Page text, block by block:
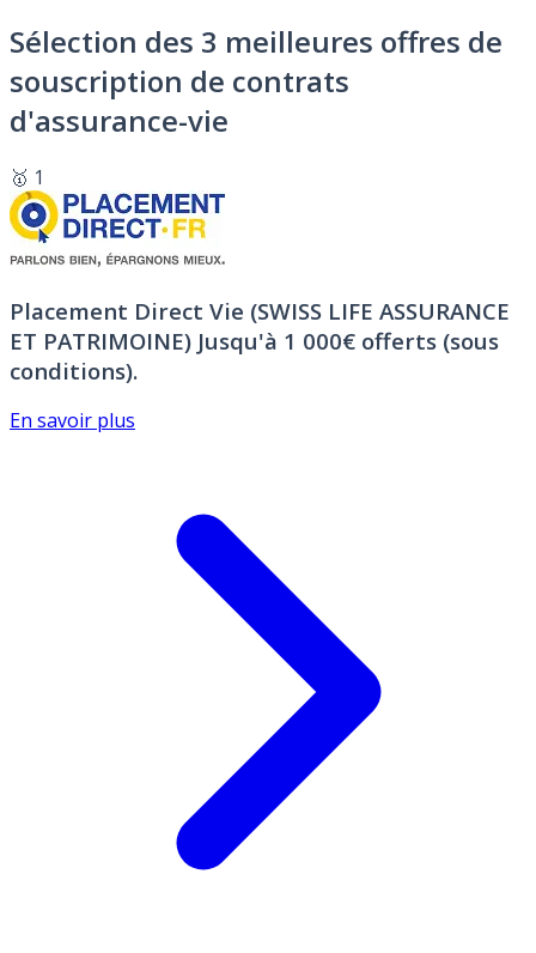
Sélection des 3 meilleures offres de
souscription de contrats
d'assurance-vie
🥇 1
Placement Direct Vie (SWISS LIFE ASSURANCE
ET PATRIMOINE) Jusqu'à 1 000€ offerts (sous
conditions).
En savoir plus